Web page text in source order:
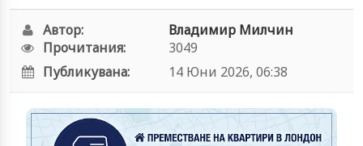
Автор:
Владимир Милчин
Прочитания:
3049
Публикувана:
14 Юни 2026, 06:38